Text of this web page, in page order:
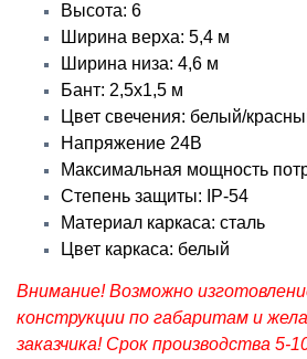
Высота: 6
Ширина верха: 5,4 м
Ширина низа: 4,6 м
Бант: 2,5х1,5 м
Цвет свечения: белый/
Напряжение 24В
Максимальная мощность
Степень защиты: IP-54
Материал каркаса: сталь
Цвет каркаса: белый
Внимание! Возможно
конструкции по габаритам и
заказчика! Срок производства 5-